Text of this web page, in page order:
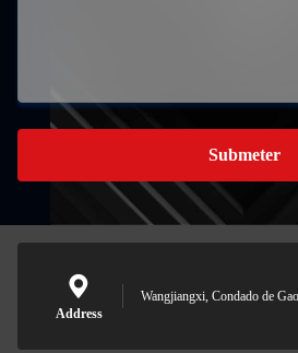
Submeter
Address
Wangjiangxi, Condado de